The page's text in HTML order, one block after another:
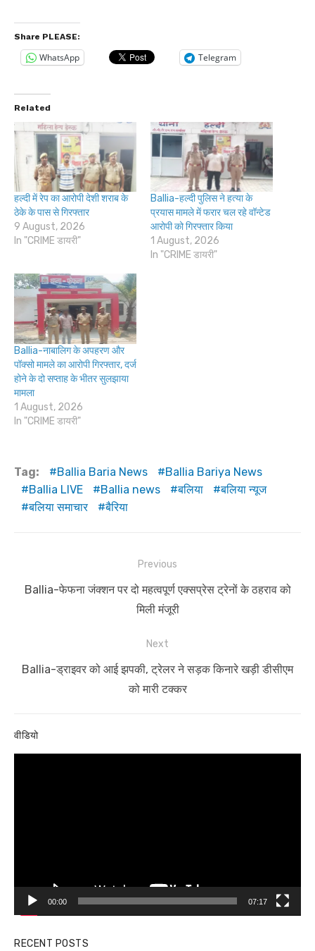
Share PLEASE:
WhatsApp Telegram
Related
हल्दी में रेप का आरोपी देशी शराब के
ठेके के पास से गिरफ्तार
9 August, 2026
In "CRIME डायरी"
Ballia-हल्दी पुलिस ने हत्या के
प्रयास मामले में फरार चल रहे वॉन्टेड
आरोपी को गिरफ्तार किया
1 August, 2026
In "CRIME डायरी"
Ballia-नाबालिग के अपहरण और
पॉक्सो मामले का आरोपी गिरफ्तार, दर्ज
होने के दो सप्ताह के भीतर सुलझाया
मामला
1 August, 2026
In "CRIME डायरी"
Tag: Ballia Baria News
Ballia Bariya News
Ballia LIVE
Ballia news बलिया
बलिया न्यूज
बलिया समाचार
बैरिया
navigation
Previous
Previous
Ballia-फेफना जंक्शन पर दो महत्वपूर्ण एक्सप्रेस ट्रेनों के ठहराव को
मिली मंजूरी
Next
Next
Ballia-ड्राइवर को आई झपकी, ट्रेलर ने सड़क किनारे खड़ी डीसीएम
को मारी टक्कर
वीडियो
00:00 07:17
RECENT POSTS